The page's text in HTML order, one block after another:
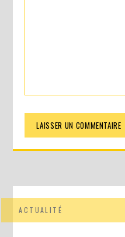
ACTUALITÉ